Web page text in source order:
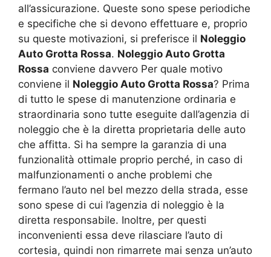
all’assicurazione. Queste sono spese periodiche
e specifiche che si devono effettuare e, proprio
su queste motivazioni, si preferisce il Noleggio
Auto Grotta Rossa. Noleggio Auto Grotta
Rossa conviene davvero Per quale motivo
conviene il Noleggio Auto Grotta Rossa? Prima
di tutto le spese di manutenzione ordinaria e
straordinaria sono tutte eseguite dall’agenzia di
noleggio che è la diretta proprietaria delle auto
che affitta. Si ha sempre la garanzia di una
funzionalità ottimale proprio perché, in caso di
malfunzionamenti o anche problemi che
fermano l’auto nel bel mezzo della strada, esse
sono spese di cui l’agenzia di noleggio è la
diretta responsabile. Inoltre, per questi
inconvenienti essa deve rilasciare l’auto di
cortesia, quindi non rimarrete mai senza un’auto